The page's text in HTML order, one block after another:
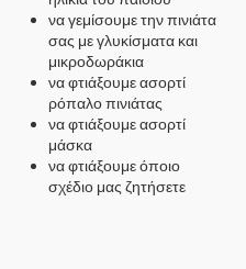
να γεμίσουμε την πινιάτα
σας με γλυκίσματα και
μικροδωράκια
να φτιάξουμε ασορτί
ρόπαλο πινιάτας
να φτιάξουμε ασορτί
μάσκα
να φτιάξουμε όποιο
σχέδιο μας ζητήσετε